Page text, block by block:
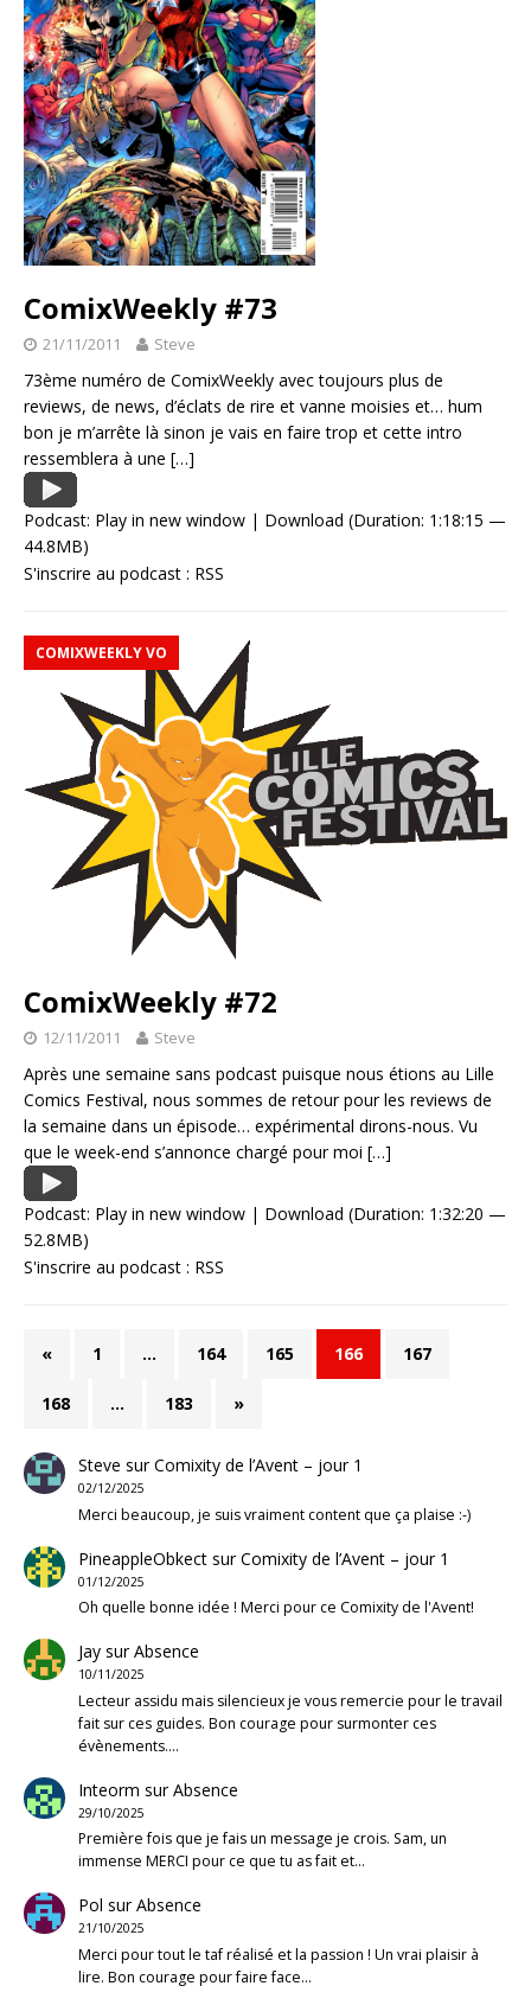
ComixWeekly #73
21/11/2011 Steve
73ème numéro de ComixWeekly avec toujours plus de
reviews, de news, d’éclats de rire et vanne moisies et… hum
bon je m’arrête là sinon je vais en faire trop et cette intro
ressemblera à une […]
Podcast: Play in new window | Download (Duration: 1:18:15 —
44.8MB)
S'inscrire au podcast : RSS
COMIXWEEKLY VO
ComixWeekly #72
12/11/2011 Steve
Après une semaine sans podcast puisque nous étions au Lille
Comics Festival, nous sommes de retour pour les reviews de
la semaine dans un épisode… expérimental dirons-nous. Vu
que le week-end s’annonce chargé pour moi […]
Podcast: Play in new window | Download (Duration: 1:32:20 —
52.8MB)
S'inscrire au podcast : RSS
« 1 … 164 165 166 167
168 … 183 »
Steve surComixity de l’Avent – jour 1
02/12/2025
Merci beaucoup, je suis vraiment content que ça plaise :-)
PineappleObkectsurComixity de l’Avent – jour 1
01/12/2025
Oh quelle bonne idée ! Merci pour ce Comixity de l'Avent!
JaysurAbsence
10/11/2025
Lecteur assidu mais silencieux je vous remercie pour le travail
fait sur ces guides. Bon courage pour surmonter ces
évènements.…
Inteorm surAbsence
29/10/2025
Première fois que je fais un message je crois. Sam, un
immense MERCI pour ce que tu as fait et…
Pol surAbsence
21/10/2025
Merci pour tout le taf réalisé et la passion ! Un vrai plaisir à
lire. Bon courage pour faire face…